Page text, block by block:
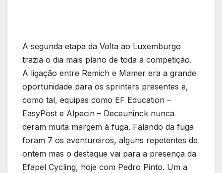
A segunda etapa da Volta ao Luxemburgo
trazia o dia mais plano de toda a competição.
A ligação entre Remich e Mamer era a grande
oportunidade para os sprinters presentes e,
como tal, equipas como EF Education –
EasyPost e Alpecin – Deceuninck nunca
deram muita margem à fuga. Falando da fuga
foram 7 os aventureiros, alguns repetentes de
ontem mas o destaque vai para a presença da
Efapel Cycling, hoje com Pedro Pinto. Um a